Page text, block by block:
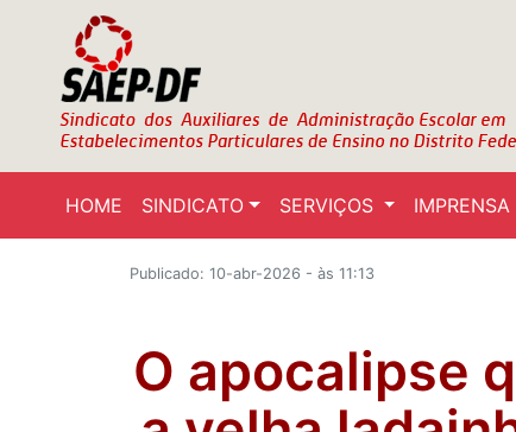
HOME SINDICATO SERVIÇOS IMPRENSA
Publicado: 10-abr-2026 - às 11:13
O apocalipse